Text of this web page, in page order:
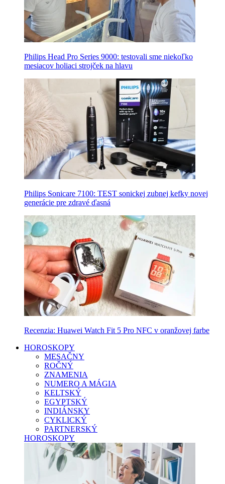
Philips Head Pro Series 9000: testovali sme niekoľko
mesiacov holiaci strojček na hlavu
Philips Sonicare 7100: TEST sonickej zubnej kefky novej
generácie pre zdravé ďasná
Recenzia: Huawei Watch Fit 5 Pro NFC v oranžovej farbe
HOROSKOPY
MESAČNY
ROČNÝ
ZNAMENIA
NUMERO A MÁGIA
KELTSKÝ
EGYPTSKÝ
INDIÁNSKY
CYKLICKÝ
PARTNERSKÝ
HOROSKOPY